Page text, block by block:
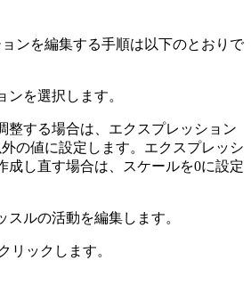
ンを編集する手順は以下のとおりで
ンを選択します。
整する場合は、エクスプレッション
の値に設定します。エクスプレッシ
成し直す場合は、スケールを0に設定
スルの活動を編集します。
リックします。